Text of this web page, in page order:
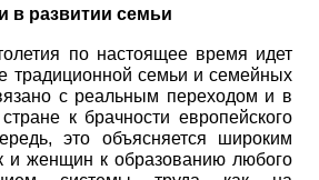
в развитии семьи
по настоящее время идет
традиционной семьи и семейных
с реальным переходом и в
к брачности европейского
это объясняется широким
и женщин к образованию любого